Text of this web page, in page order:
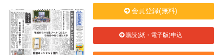
会員登録(無料)
購読(紙・電子版)申込